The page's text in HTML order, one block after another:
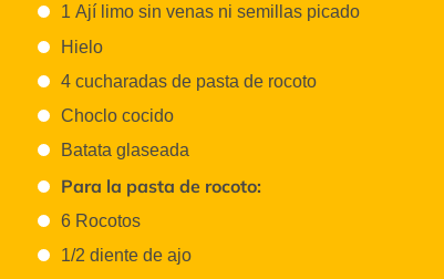
1 Ají limo sin venas ni semillas picado
Hielo
4 cucharadas de pasta de rocoto
Choclo cocido
Batata glaseada
Para la pasta de rocoto:
6 Rocotos
1/2 diente de ajo